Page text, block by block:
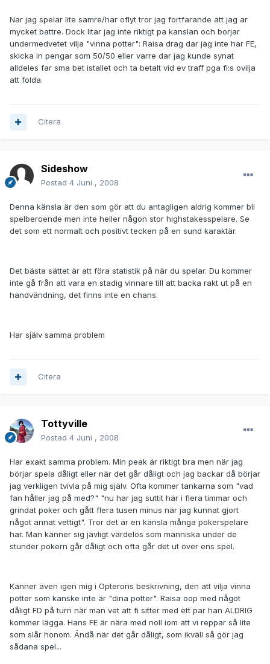
Nar jag spelar lite samre/har oflyt tror jag fortfarande att jag ar
mycket battre. Dock litar jag inte riktigt pa kanslan och borjar
undermedvetet vilja "vinna potter": Raisa drag dar jag inte har FE,
skicka in pengar som 50/50 eller varre dar jag kunde synat
alldeles far sma bet istallet och ta betalt vid ev traff pga fi:s ovilja
att folda.
Citera
Sideshow
Postad 4 Juni , 2008
Denna känsla är den som gör att du antagligen aldrig kommer bli
spelberoende men inte heller någon stor highstakesspelare. Se
det som ett normalt och positivt tecken på en sund karaktär.
Det bästa sättet är att föra statistik på när du spelar. Du kommer
inte gå från att vara en stadig vinnare till att backa rakt ut på en
handvändning, det finns inte en chans.
Har själv samma problem
Citera
Tottyville
Postad 4 Juni , 2008
Har exakt samma problem. Min peak är riktigt bra men när jag
börjar spela dåligt eller när det går dåligt och jag backar då börjar
jag verkligen tvivla på mig själv. Ofta kommer tankarna som "vad
fan håller jag på med?" "nu har jag suttit här i flera timmar och
grindat poker och gått flera tusen minus när jag kunnat gjort
något annat vettigt". Tror det är en känsla många pokerspelare
har. Man känner sig jävligt värdelös som människa under de
stunder pokern går dåligt och ofta går det ut över ens spel.
Känner även igen mig i Opterons beskrivning, den att vilja vinna
potter som kanske inte är "dina potter". Raisa oop med något
dåligt FD på turn när man vet att fi sitter med ett par han ALDRIG
kommer lägga. Hans FE är nära med noll iom att vi reppar så lite
som slår honom. Ändå när det går dåligt, som ikväll så gör jag
sådana spel...